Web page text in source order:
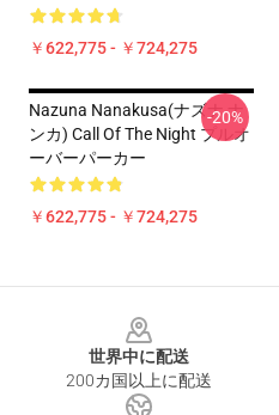
￥622,775 - ￥724,275
Nazuna Nanakusa(ナズナ ナ
ンカ) Call Of The Night プルオ
ーバーパーカー
￥622,775 - ￥724,275
-20%
世界中に配送
200カ国以上に配送